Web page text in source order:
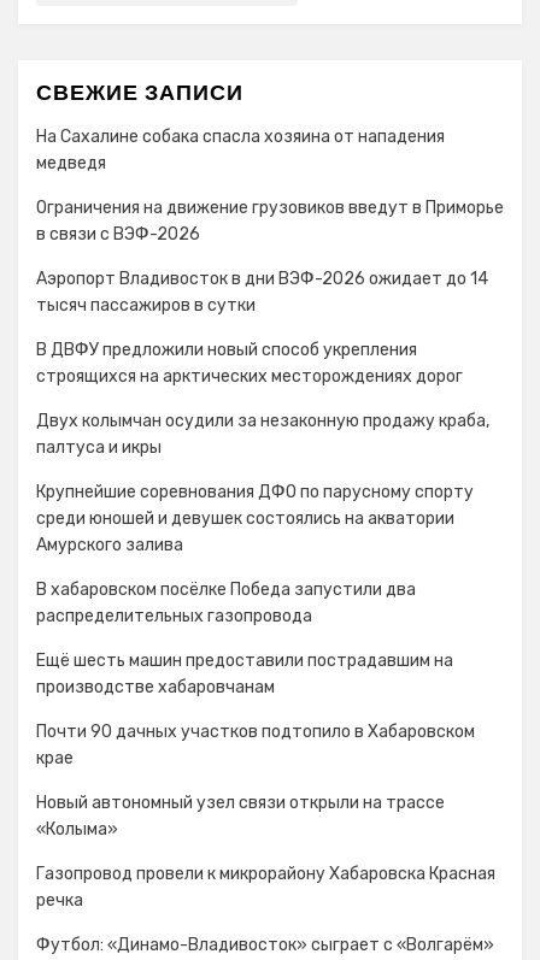
СВЕЖИЕ ЗАПИСИ
На Сахалине собака спасла хозяина от нападения
медведя
Ограничения на движение грузовиков введут в Приморье
в связи с ВЭФ-2026
Аэропорт Владивосток в дни ВЭФ-2026 ожидает до 14
тысяч пассажиров в сутки
В ДВФУ предложили новый способ укрепления
строящихся на арктических месторождениях дорог
Двух колымчан осудили за незаконную продажу краба,
палтуса и икры
Крупнейшие соревнования ДФО по парусному спорту
среди юношей и девушек состоялись на акватории
Амурского залива
В хабаровском посёлке Победа запустили два
распределительных газопровода
Ещё шесть машин предоставили пострадавшим на
производстве хабаровчанам
Почти 90 дачных участков подтопило в Хабаровском
крае
Новый автономный узел связи открыли на трассе
«Колыма»
Газопровод провели к микрорайону Хабаровска Красная
речка
Футбол: «Динамо-Владивосток» сыграет с «Волгарём»